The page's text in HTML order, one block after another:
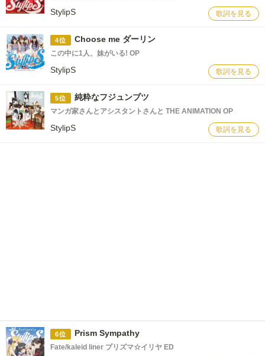
StylipS 歌詞を見る
4位 Choose me ダーリン
この中に1人、妹がいる! OP
StylipS 歌詞を見る
5位 純粋なフジュンブツ
マンガ家さんとアシスタントさんと THE ANIMATION OP
StylipS 歌詞を見る
6位 Prism Sympathy
Fate/kaleid liner プリズマ☆イリヤ ED